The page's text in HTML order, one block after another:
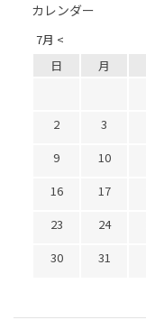
カレンダー
7月 <
日 月
2
3
9
10
16
17
23
24
30
31